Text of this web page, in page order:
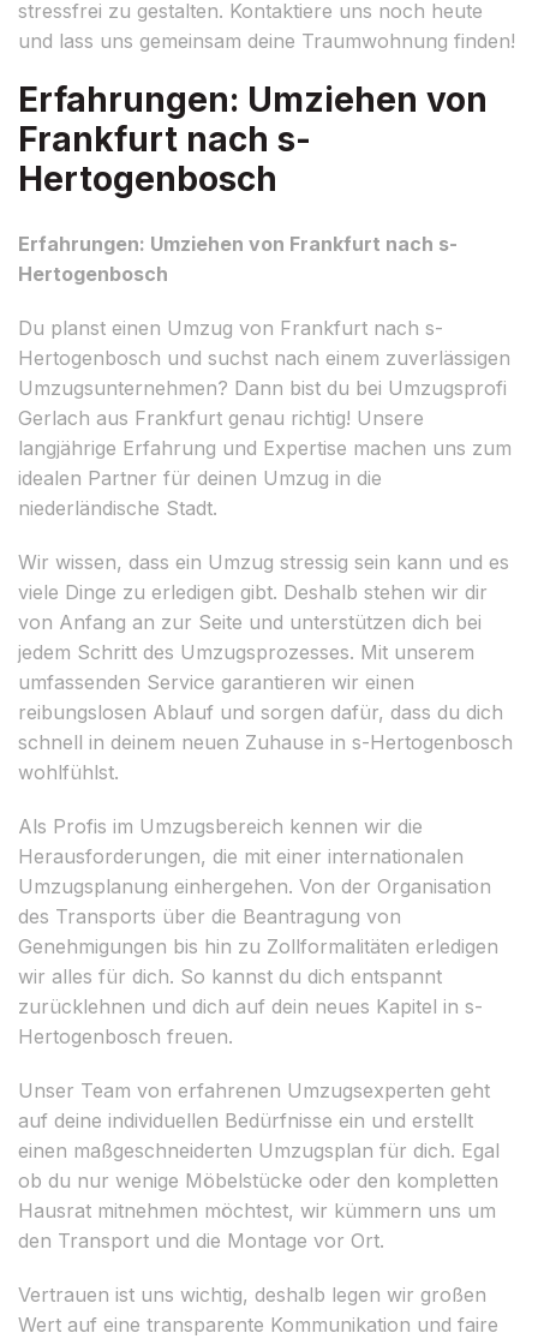
stressfrei zu gestalten. Kontaktiere uns noch heute
und lass uns gemeinsam deine Traumwohnung finden!
Erfahrungen: Umziehen von
Frankfurt nach s-
Hertogenbosch
Erfahrungen: Umziehen von Frankfurt nach s-
Hertogenbosch
Du planst einen Umzug von Frankfurt nach s-
Hertogenbosch und suchst nach einem zuverlässigen
Umzugsunternehmen? Dann bist du bei Umzugsprofi
Gerlach aus Frankfurt genau richtig! Unsere
langjährige Erfahrung und Expertise machen uns zum
idealen Partner für deinen Umzug in die
niederländische Stadt.
Wir wissen, dass ein Umzug stressig sein kann und es
viele Dinge zu erledigen gibt. Deshalb stehen wir dir
von Anfang an zur Seite und unterstützen dich bei
jedem Schritt des Umzugsprozesses. Mit unserem
umfassenden Service garantieren wir einen
reibungslosen Ablauf und sorgen dafür, dass du dich
schnell in deinem neuen Zuhause in s-Hertogenbosch
wohlfühlst.
Als Profis im Umzugsbereich kennen wir die
Herausforderungen, die mit einer internationalen
Umzugsplanung einhergehen. Von der Organisation
des Transports über die Beantragung von
Genehmigungen bis hin zu Zollformalitäten erledigen
wir alles für dich. So kannst du dich entspannt
zurücklehnen und dich auf dein neues Kapitel in s-
Hertogenbosch freuen.
Unser Team von erfahrenen Umzugsexperten geht
auf deine individuellen Bedürfnisse ein und erstellt
einen maßgeschneiderten Umzugsplan für dich. Egal
ob du nur wenige Möbelstücke oder den kompletten
Hausrat mitnehmen möchtest, wir kümmern uns um
den Transport und die Montage vor Ort.
Vertrauen ist uns wichtig, deshalb legen wir großen
Wert auf eine transparente Kommunikation und faire